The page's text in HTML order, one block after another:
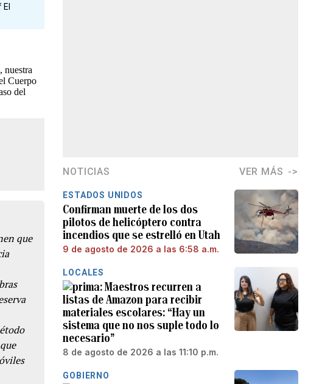
nuestra
Cuerpo
del
que
NOTICIAS VER MÁS
ESTADOS UNIDOS
Confirman muerte de los dos
pilotos de helicóptero contra
incendios que se estrelló en Utah
9 de agosto de 2026 a las 6:58 a.m.
LOCALES
Maestros recurren a
listas de Amazon para recibir
materiales escolares: “Hay un
sistema que no nos suple todo lo
necesario”
8 de agosto de 2026 a las 11:10 p.m.
GOBIERNO